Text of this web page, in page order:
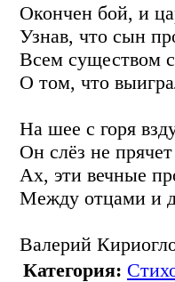
Окончен бой, и
Узнав, что сын
Всем существом
О том, что
На шее с горя
Он слёз не
Ах, эти вечные
Между отцами и
Валерий
Категория: